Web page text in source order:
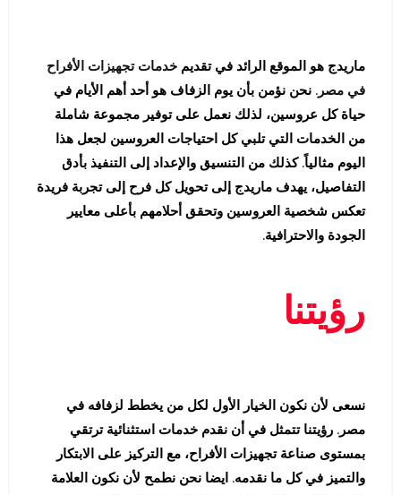
ماريدج هو الموقع الرائد في تقديم خدمات تجهيزات الأفراح
في مصر . نحن نؤمن بأن يوم الزفاف هو أحد أهم الأيام في
حياة كل عروسين، لذلك نعمل على توفير مجموعة شاملة
من الخدمات التي تلبي كل احتياجات العروسين لجعل هذا
اليوم مثالياً. كذلك من التنسيق والإعداد إلى التنفيذ بأدق
التفاصيل، يهدف ماريدج إلى تحويل كل فرح إلى تجربة فريدة
تعكس شخصية العروسين وتحقق أحلامهم بأعلى معايير
الجودة والاحترافية.
رؤيتنا
نسعى لأن نكون الخيار الأول لكل من يخطط لزفافه في
مصر. رؤيتنا تتمثل في أن نقدم خدمات استثنائية ترتقي
بمستوى صناعة تجهيزات الأفراح، مع التركيز على الابتكار
والتميز في كل ما نقدمه. ايضا نحن نطمح لأن نكون العلامة